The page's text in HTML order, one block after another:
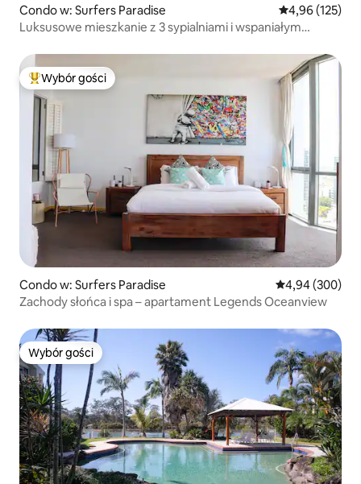
Condo w: Surfers Paradise Średnia
4,96 (125)
Luksusowe mieszkanie z 3 sypialniami i wspaniałym
Najpopularniejsze z kategorii Wybór gości
Wybór gości
Condo w: Surfers Paradise Średnia
4,94 (300)
Zachody słońca i spa – apartament Legends Oceanview
Wybór gości
Wybór gości